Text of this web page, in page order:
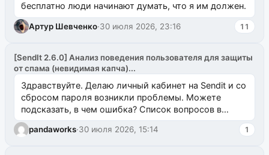
бесплатно люди начинают думать, что я им должен.
Артур Шевченко·30 июля 2026, 23:16 11
[SendIt 2.6.0] Анализ поведения пользователя для защиты
от спама (невидимая капча)...
Здравствуйте. Делаю личный кабинет на Sendit и со
сбросом пароля возникли проблемы. Можете
подсказать, в чем ошибка? Список вопросов в
одноименном разделе на modx.pro пока пуст, и,...
pandaworks·30 июля 2026, 15:14 1